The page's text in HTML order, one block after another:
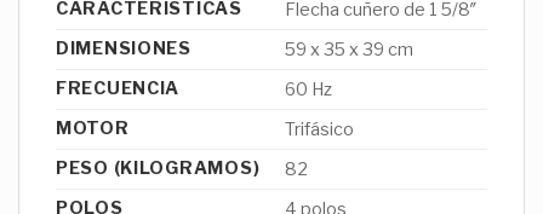
CARACTERÍSTICAS
Flecha cuñero de 1 5/8″
DIMENSIONES
59 x 35 x 39 cm
FRECUENCIA
60 Hz
MOTOR
Trifásico
PESO (KILOGRAMOS)
82
POLOS
4 polos